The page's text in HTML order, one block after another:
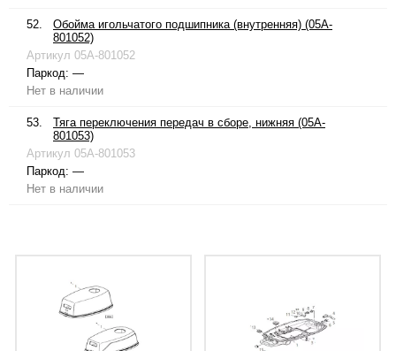
52.
Обойма игольчатого подшипника (внутренняя) (05A-
801052)
Артикул 05A-801052
Паркод: —
Нет в наличии
53.
Тяга переключения передач в сборе, нижняя (05A-
801053)
Артикул 05A-801053
Паркод: —
Нет в наличии